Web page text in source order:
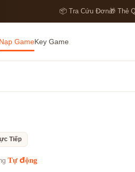
📦 Tra Cứu Đơn🎁 Thẻ
GameKey Game
Tiếp
Tự động